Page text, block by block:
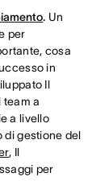
. Un
per
cosa
in
Il
team a
a livello
di gestione del
, Il
per